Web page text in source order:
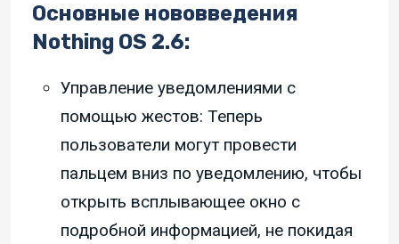
Основные нововведения
Nothing OS 2.6:
Управление уведомлениями с
помощью жестов: Теперь
пользователи могут провести
пальцем вниз по уведомлению, чтобы
открыть всплывающее окно с
подробной информацией, не покидая